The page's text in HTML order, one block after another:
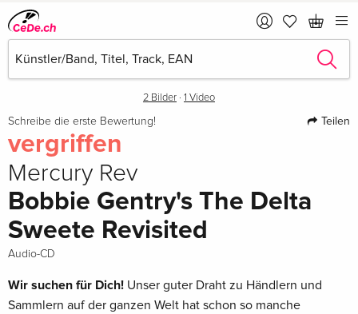
2 Bilder· 1 Video
Schreibe die erste Bewertung! Teilen
vergriffen
Mercury Rev
Bobbie Gentry's The Delta
Sweete Revisited
Audio-CD
Wir suchen für Dich! Unser guter Draht zu Händlern und
Sammlern auf der ganzen Welt hat schon so manche